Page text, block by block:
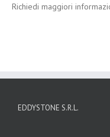
Richiedi maggiori
EDDYSTONE S.R.L.